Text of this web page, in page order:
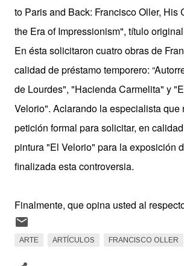
to Paris and Back: Francisco Oller, His
the Era of Impressionism", título
En ésta solicitaron cuatro obras de
calidad de préstamo temporero:
de Lourdes", "Hacienda Carmelita" y
Velorio". Aclarando la especialista que
petición formal para solicitar, en
pintura "El Velorio" para la exposición
finalizada esta controversia.
Finalmente, que opina usted al
ARTE ARTÍCULOS FRANCISCO OLLER